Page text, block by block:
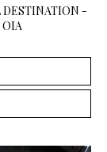
-
OIA